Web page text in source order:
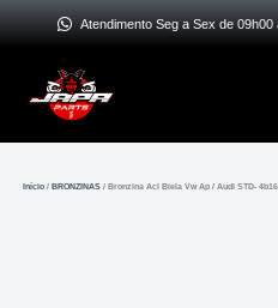
Ir
conteúdo
Atendimento Seg a Sex de
Início /BRONZINAS / Bronzina Acl Biela Vw Ap / Audi STD-